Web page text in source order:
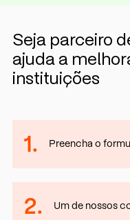
Seja parceiro
ajuda a
instituições
1. Preencha o
2. Um de nossos